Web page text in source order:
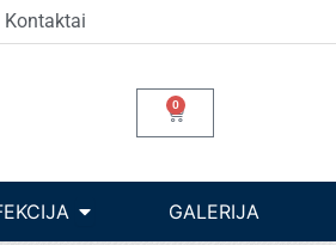
Kontaktai
0
Cart
Open dezinfekcija
GALERIJA